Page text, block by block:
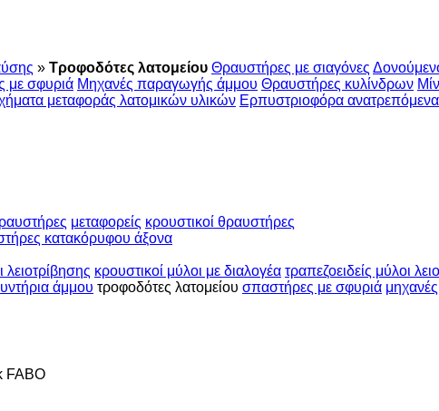
» Τροφοδότες λατομείου Θραυστήρες με σιαγόνες
με σφυριά Μηχανές παραγωγής άμμου Θραυστήρες κυλίνδρων
μεταφοράς λατομικών υλικών Ερπυστριοφόρα
μεταφορείς κρουστικοί θραυστήρες
κατακόρυφου άξονα
λειοτρίβησης κρουστικοί μύλοι με διαλογέα τραπεζοειδείς μύλοι
άμμου τροφοδότες λατομείου σπαστήρες με σφυριά
FABO